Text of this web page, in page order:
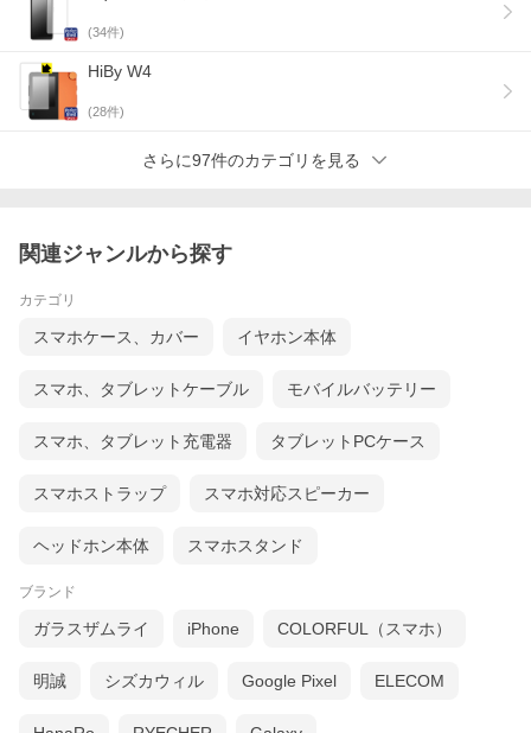
(34件)
HiBy W4
(28件)
さらに97件のカテゴリを見る
関連ジャンルから探す
カテゴリ
スマホケース、カバー イヤホン本体
スマホ、タブレットケーブル モバイルバッテリー
スマホ、タブレット充電器 タブレットPCケース
スマホストラップ スマホ対応スピーカー
ヘッドホン本体 スマホスタンド
ブランド
ガラスザムライ iPhone COLORFUL（スマホ）
明誠 シズカウィル Google Pixel ELECOM